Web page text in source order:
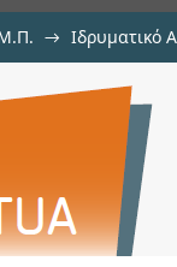
→ Ιδρυματικό
και